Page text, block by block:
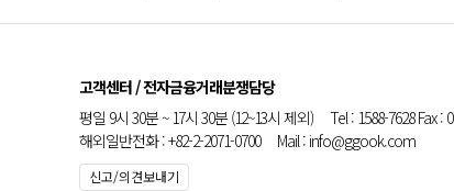
고객센터 / 전자금융거래분쟁담당
평일 9시 30분 ~ 17시 30분 (12~13시 제외) Tel : 1588-7628 Fax :
해외일반전화 : +82-2-2071-0700 Mail : info@ggook.com
신고/의견보내기